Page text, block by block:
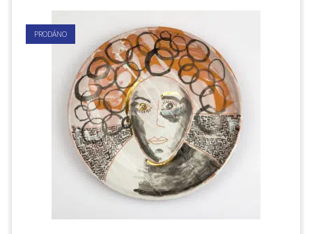
PRODÁNO